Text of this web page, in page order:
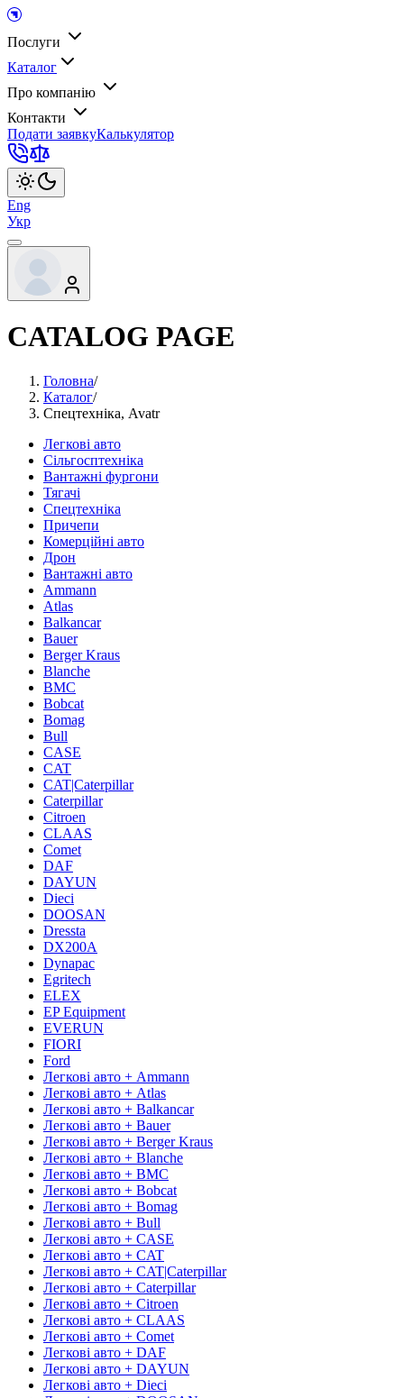
Послуги
Каталог
Про компанію
Контакти
Подати заявкуКалькулятор
Eng
Укр
CATALOG PAGE
Головна/
Каталог/
Спецтехніка, Avatr
Легкові авто
Сільгосптехніка
Вантажні фургони
Тягачі
Спецтехніка
Причепи
Комерційні авто
Дрон
Вантажні авто
Ammann
Atlas
Balkancar
Bauer
Berger Kraus
Blanche
BMC
Bobcat
Bomag
Bull
CASE
CAT
CAT|Caterpillar
Caterpillar
Citroen
CLAAS
Comet
DAF
DAYUN
Dieci
DOOSAN
Dressta
DX200A
Dynapac
Egritech
ELEX
EP Equipment
EVERUN
FIORI
Ford
Легкові авто + Ammann
Легкові авто + Atlas
Легкові авто + Balkancar
Легкові авто + Bauer
Легкові авто + Berger Kraus
Легкові авто + Blanche
Легкові авто + BMC
Легкові авто + Bobcat
Легкові авто + Bomag
Легкові авто + Bull
Легкові авто + CASE
Легкові авто + CAT
Легкові авто + CAT|Caterpillar
Легкові авто + Caterpillar
Легкові авто + Citroen
Легкові авто + CLAAS
Легкові авто + Comet
Легкові авто + DAF
Легкові авто + DAYUN
Легкові авто + Dieci